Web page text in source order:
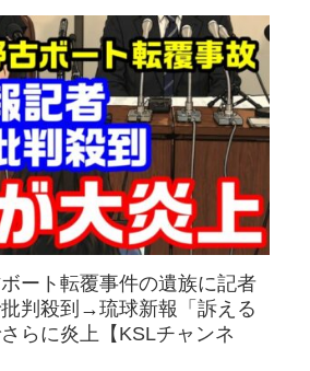
ボート転覆事件の遺族に記者
判殺到→琉球新報「訴える
らに炎上【KSLチャンネ